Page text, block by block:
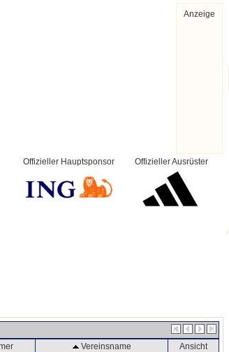
Anzeige
Offizieller Ausrüster
Offizieller Hauptsponsor
Vereinsname Ansicht